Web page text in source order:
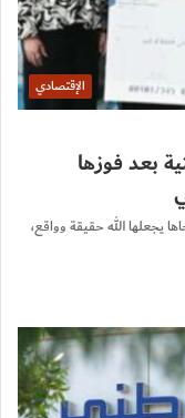
الإقتصادي
بعد فوزها
يجعلها الله حقيقة وواقع،